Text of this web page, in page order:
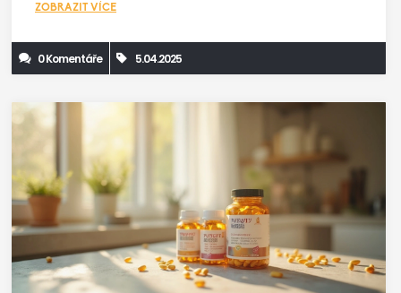
ZOBRAZIT VÍCE
0 Komentáře 5.04.2025